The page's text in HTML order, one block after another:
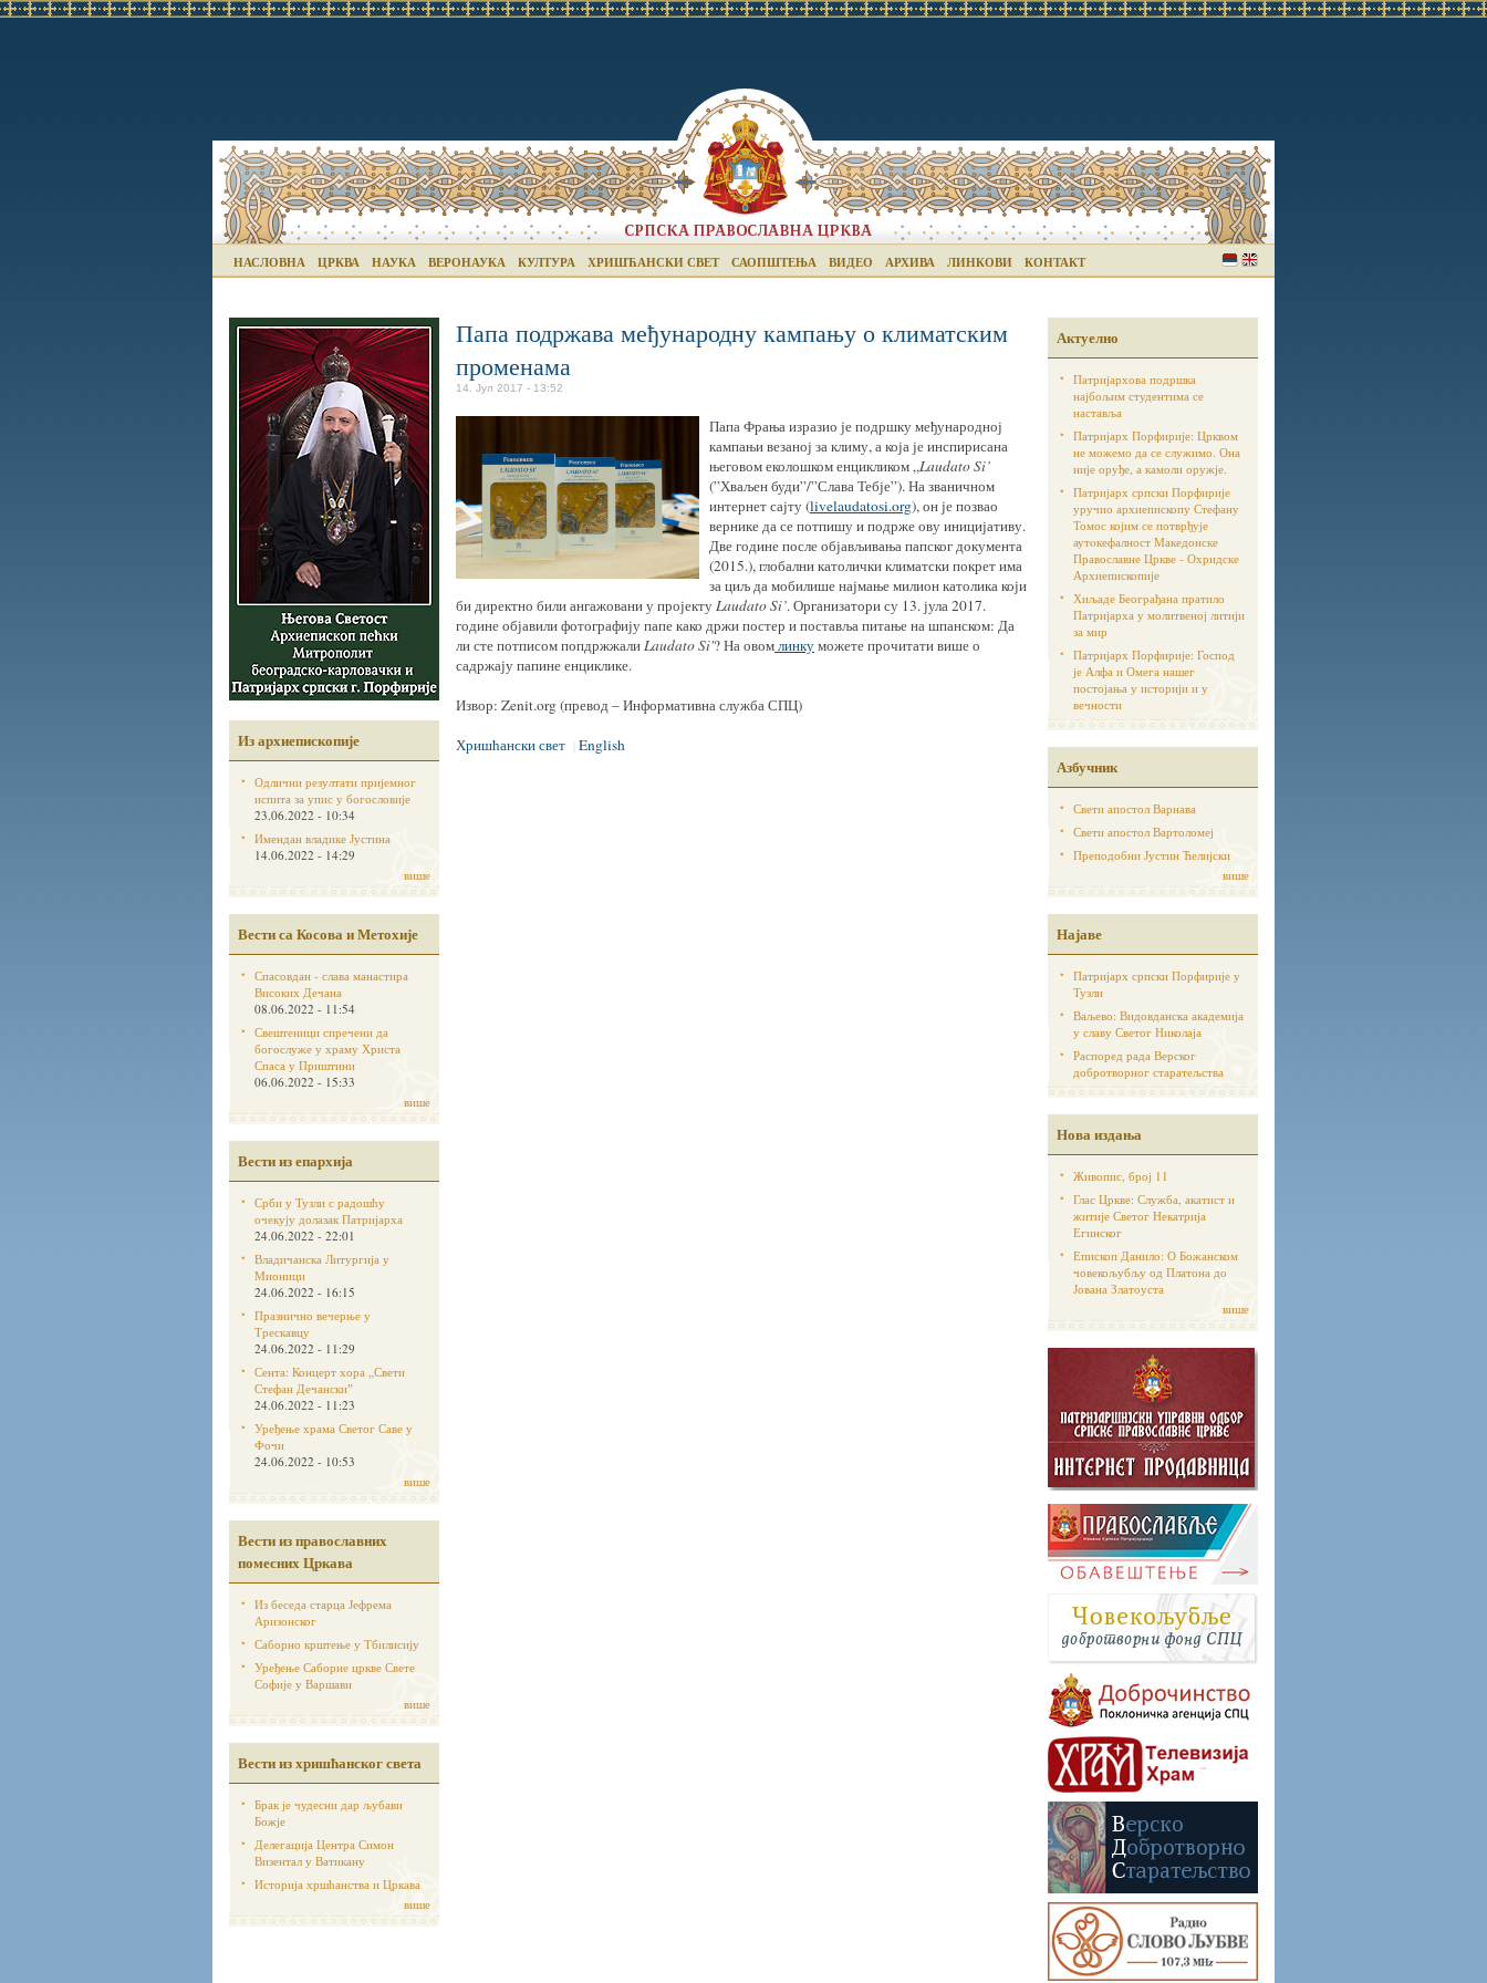
НАСЛОВНА ЦРКВА НАУКА ВЕРОНАУКА КУЛТУРА ХРИШЋАНСКИ СВЕТ САОПШТЕЊА ВИДЕО АРХИВА ЛИНКОВИ КОНТАКТ
Из архиепископије
Одлични резултати пријемног
испита за упис у богословије
23.06.2022 - 10:34
Имендан владике Јустина
14.06.2022 - 14:29
више
Вести са Косова и Метохије
Спасовдан - слава манастира
Високих Дечана
08.06.2022 - 11:54
Свештеници спречени да
богослуже у храму Христа
Спаса у Приштини
06.06.2022 - 15:33
више
Вести из епархија
Срби у Тузли с радошћу
очекују долазак Патријарха
24.06.2022 - 22:01
Владичанска Литургија у
Мионици
24.06.2022 - 16:15
Празнично вечерње у
Трескавцу
24.06.2022 - 11:29
Сента: Концерт хора „Свети
Стефан Дечанскиˮ
24.06.2022 - 11:23
Уређење храма Светог Саве у
Фочи
24.06.2022 - 10:53
више
Вести из православних
помесних Цркава
Из беседа старца Јефрема
Аризонског
Саборно крштење у Тбилисију
Уређење Саборне цркве Свете
Софије у Варшави
више
Вести из хришћанског света
Брак је чудесни дар љубави
Божје
Делегација Центра Симон
Визентал у Ватикану
Историја хршћанства и Цркава
више
Папа подржава међународну кампању о климатским
променама
14. Јул 2017 - 13:52
Папа Фрања изразио је подршку међународној
кампањи везаној за климу, а која је инспирисана
његовом еколошком енцикликом „LaudatoSi’
(”Хваљен буди”/”Слава Тебје”). На званичном
интернет сајту (livelaudatosi.org), он је позвао
вернике да се потпишу и подрже ову иницијативу.
Две године после објављивања папског документа
(2015.), глобални католички климатски покрет има
за циљ да мобилише најмање милион католика који
би директно били ангажовани у пројектуLaudatoSi’. Организатори су 13. јула 2017.
године објавили фотографију папе како држи постер и поставља питање на шпанском: Да
ли сте потписом попдржжалиLaudato Si'? На овомлинкуможете прочитати више о
садржају папине енциклике.
Извор: Zenit.org (превод – Информативна служба СПЦ)
Хришћански свет
English
Актуелно
Патријархова подршка
најбољим студентима се
наставља
Патријарх Порфирије: Црквом
не можемо да се служимо. Она
није оруђе, а камоли оружје.
Патријарх српски Порфирије
уручио архиепископу Стефану
Томос којим се потврђује
аутoкефалност Македонске
Православне Цркве - Охридске
Архиепископије
Хиљаде Београђана пратило
Патријарха у молитвеној литији
за мир
Патријарх Порфирије: Господ
је Алфа и Омега нашег
постојања у историји и у
вечности
Азбучник
Свети апостол Варнава
Свети апостол Вартоломеј
Преподобни Јустин Ћелијски
више
Најаве
Патријарх српски Порфирије у
Тузли
Ваљево: Видовданска академија
у славу Светог Николаја
Распоред рада Верског
добротворног старатељства
Нова издања
Живопис, број 11
Глас Цркве: Служба, акатист и
житије Светог Некатрија
Егинског
Епископ Данило: О Божанском
човекољубљу од Платона до
Јована Златоуста
више